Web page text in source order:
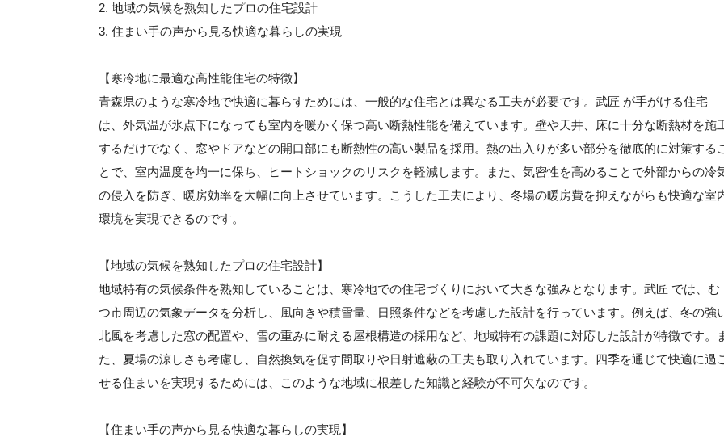
2. 地域の気候を熟知したプロの住宅設計
3. 住まい手の声から見る快適な暮らしの実現
【寒冷地に最適な高性能住宅の特徴】
青森県のような寒冷地で快適に暮らすためには、一般的な住宅とは異なる工夫が必要です。武匠 が手がける住宅
は、外気温が氷点下になっても室内を暖かく保つ高い断熱性能を備えています。壁や天井、床に十分な断熱材を施
するだけでなく、窓やドアなどの開口部にも断熱性の高い製品を採用。熱の出入りが多い部分を徹底的に対策する
とで、室内温度を均一に保ち、ヒートショックのリスクを軽減します。また、気密性を高めることで外部からの冷
の侵入を防ぎ、暖房効率を大幅に向上させています。こうした工夫により、冬場の暖房費を抑えながらも快適な室
環境を実現できるのです。
【地域の気候を熟知したプロの住宅設計】
地域特有の気候条件を熟知していることは、寒冷地での住宅づくりにおいて大きな強みとなります。武匠 では、む
つ市周辺の気象データを分析し、風向きや積雪量、日照条件などを考慮した設計を行っています。例えば、冬の強
北風を考慮した窓の配置や、雪の重みに耐える屋根構造の採用など、地域特有の課題に対応した設計が特徴です。
た、夏場の涼しさも考慮し、自然換気を促す間取りや日射遮蔽の工夫も取り入れています。四季を通じて快適に過
せる住まいを実現するためには、このような地域に根差した知識と経験が不可欠なのです。
【住まい手の声から見る快適な暮らしの実現】